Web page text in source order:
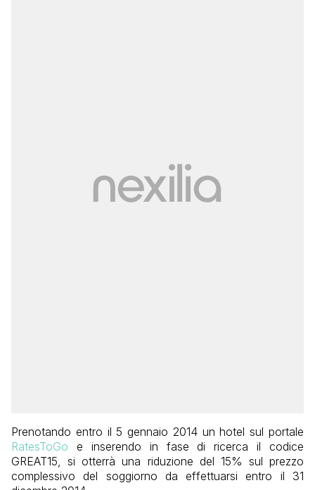
Prenotando entro il 5 gennaio 2014 un hotel sul portale
RatesToGo e inserendo in fase di ricerca il codice
GREAT15, si otterrà una riduzione del 15% sul prezzo
complessivo del soggiorno da effettuarsi entro il 31